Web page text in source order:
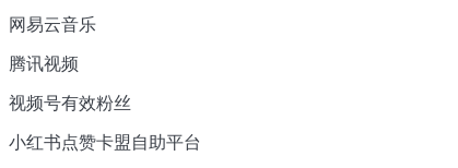
网易云音乐
腾讯视频
视频号有效粉丝
小红书点赞卡盟自助平台